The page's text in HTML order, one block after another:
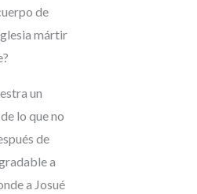
de
mártir
un
lo que no
de
a
a Josué